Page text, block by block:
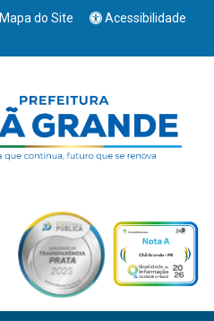
Mapa do Site
Acessibilidade